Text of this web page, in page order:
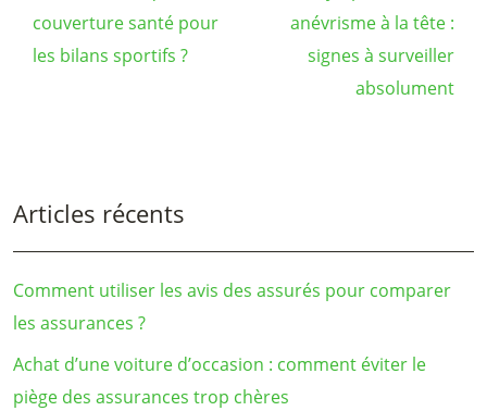
couverture santé pour
les bilans sportifs ?
anévrisme à la tête :
signes à surveiller
absolument
Articles récents
Comment utiliser les avis des assurés pour comparer
les assurances ?
Achat d’une voiture d’occasion : comment éviter le
piège des assurances trop chères